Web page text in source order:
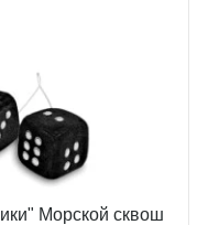
Морской сквош